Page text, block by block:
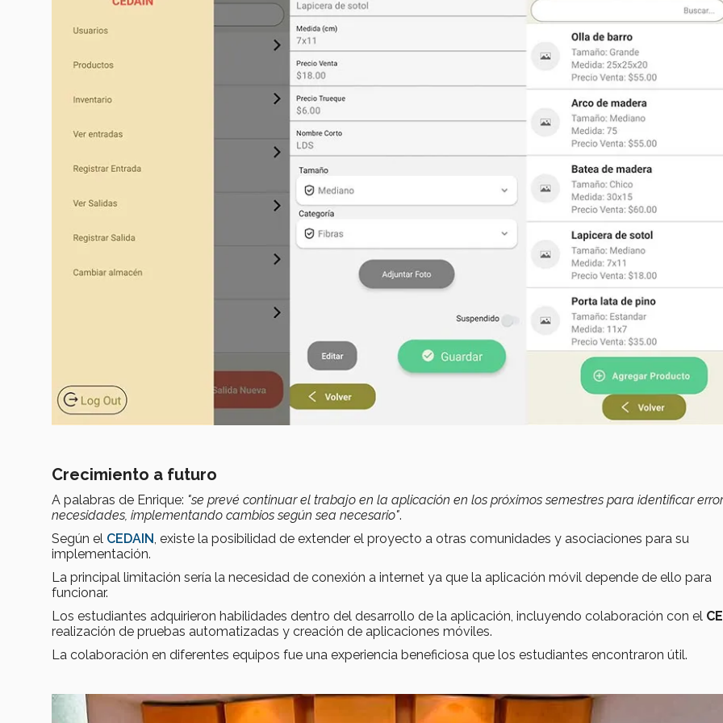
Crecimiento a futuro
A palabras de Enrique: "se prevé continuar el trabajo en la aplicación en los próximos semestres para identificar
necesidades, implementando cambios según sea necesario".
Según el CEDAIN, existe la posibilidad de extender el proyecto a otras comunidades y asociaciones para su
implementación.
La principal limitación sería la necesidad de conexión a internet ya que la aplicación móvil depende de ello para
funcionar.
Los estudiantes adquirieron habilidades dentro del desarrollo de la aplicación, incluyendo colaboración con el
realización de pruebas automatizadas y creación de aplicaciones móviles.
La colaboración en diferentes equipos fue una experiencia beneficiosa que los estudiantes encontraron útil.